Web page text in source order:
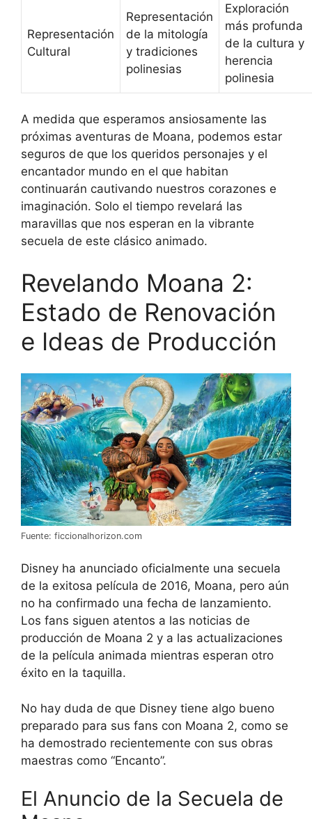
Representación
Cultural
Representación
de la mitología
y tradiciones
polinesias
Exploración
más profunda
de la cultura y
herencia
polinesia
A medida que esperamos ansiosamente las
próximas aventuras de Moana, podemos estar
seguros de que los queridos personajes y el
encantador mundo en el que habitan
continuarán cautivando nuestros corazones e
imaginación. Solo el tiempo revelará las
maravillas que nos esperan en la vibrante
secuela de este clásico animado.
Revelando Moana 2:
Estado de Renovación
e Ideas de Producción
Fuente: ficcionalhorizon.com
Disney ha anunciado oficialmente una secuela
de la exitosa película de 2016, Moana, pero aún
no ha confirmado una fecha de lanzamiento.
Los fans siguen atentos a las noticias de
producción de Moana 2 y a las actualizaciones
de la película animada mientras esperan otro
éxito en la taquilla.
No hay duda de que Disney tiene algo bueno
preparado para sus fans con Moana 2, como se
ha demostrado recientemente con sus obras
maestras como “Encanto”.
El Anuncio de la Secuela de